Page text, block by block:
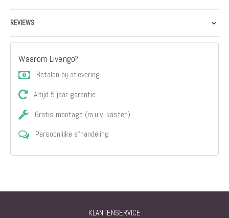
REVIEWS
Waarom Livengo?
Betalen bij aflevering
Altijd 5 jaar garantie
Gratis montage (m.u.v. kasten)
Persoonlijke afhandeling
KLANTENSERVICE